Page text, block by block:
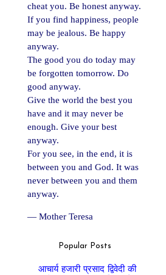
cheat you. Be honest anyway.
If you find happiness, people
may be jealous. Be happy
anyway.
The good you do today may
be forgotten tomorrow. Do
good anyway.
Give the world the best you
have and it may never be
enough. Give your best
anyway.
For you see, in the end, it is
between you and God. It was
never between you and them
anyway.
― Mother Teresa
Popular Posts
आचार्य हजारी प्रसाद द्विवेदी की